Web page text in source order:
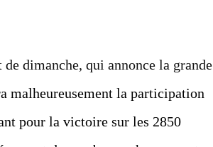
dimanche, qui annonce la grande
malheureusement la participation
pour la victoire sur les 2850